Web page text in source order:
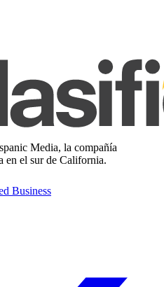
Media, la compañía
en el sur de California.
Business